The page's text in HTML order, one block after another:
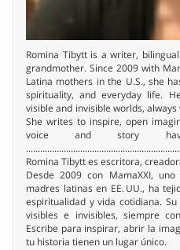
Romina Tibytt is a writer,
grandmother. Since 2009 with
Latina mothers in the U.S., she
spirituality, and everyday life.
visible and invisible worlds,
She writes to inspire, open
voice and story
Romina Tibytt es escritora,
Desde 2009 con MamaXXI,
madres latinas en EE. UU., ha
espiritualidad y vida cotidiana.
visibles e invisibles, siempre
Escribe para inspirar, abrir la
tu historia tienen un lugar único.